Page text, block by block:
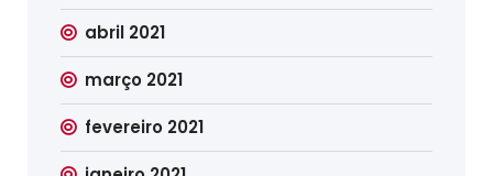
abril 2021
março 2021
fevereiro 2021